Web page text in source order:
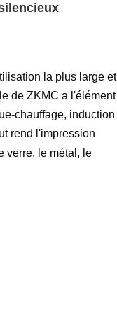
la plus large et
de ZKMC a l'élément
chauffage, induction
rend l'impression
verre, le métal, le